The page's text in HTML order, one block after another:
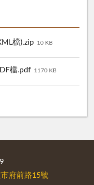
檔).zip 10 KB
檔.pdf 1170 KB
府前路15號